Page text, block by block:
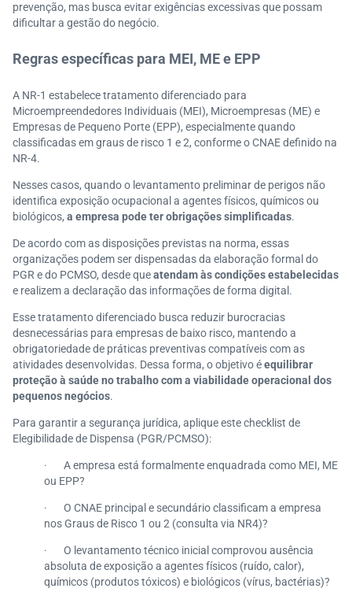
prevenção, mas busca evitar exigências excessivas que possam
dificultar a gestão do negócio.
Regras específicas para MEI, ME e EPP
A NR-1 estabelece tratamento diferenciado para
Microempreendedores Individuais (MEI), Microempresas (ME) e
Empresas de Pequeno Porte (EPP), especialmente quando
classificadas em graus de risco 1 e 2, conforme o CNAE definido na
NR-4.
Nesses casos, quando o levantamento preliminar de perigos não
identifica exposição ocupacional a agentes físicos, químicos ou
biológicos, a empresa pode ter obrigações simplificadas.
De acordo com as disposições previstas na norma, essas
organizações podem ser dispensadas da elaboração formal do
PGR e do PCMSO, desde queatendam às condições estabelecidas
e realizem a declaração das informações de forma digital.
Esse tratamento diferenciado busca reduzir burocracias
desnecessárias para empresas de baixo risco, mantendo a
obrigatoriedade de práticas preventivas compatíveis com as
atividades desenvolvidas. Dessa forma, o objetivo éequilibrar
proteção à saúde no trabalho com a viabilidade operacional dos
pequenos negócios.
Para garantir a segurança jurídica, aplique este checklist de
Elegibilidade de Dispensa (PGR/PCMSO):
· A empresa está formalmente enquadrada como MEI, ME
ou EPP?
· O CNAE principal e secundário classificam a empresa
nos Graus de Risco 1 ou 2 (consulta via NR4)?
· O levantamento técnico inicial comprovou ausência
absoluta de exposição a agentes físicos (ruído, calor),
químicos (produtos tóxicos) e biológicos (vírus, bactérias)?